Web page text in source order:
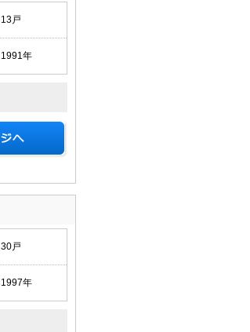
13戸
1991年
30戸
1997年